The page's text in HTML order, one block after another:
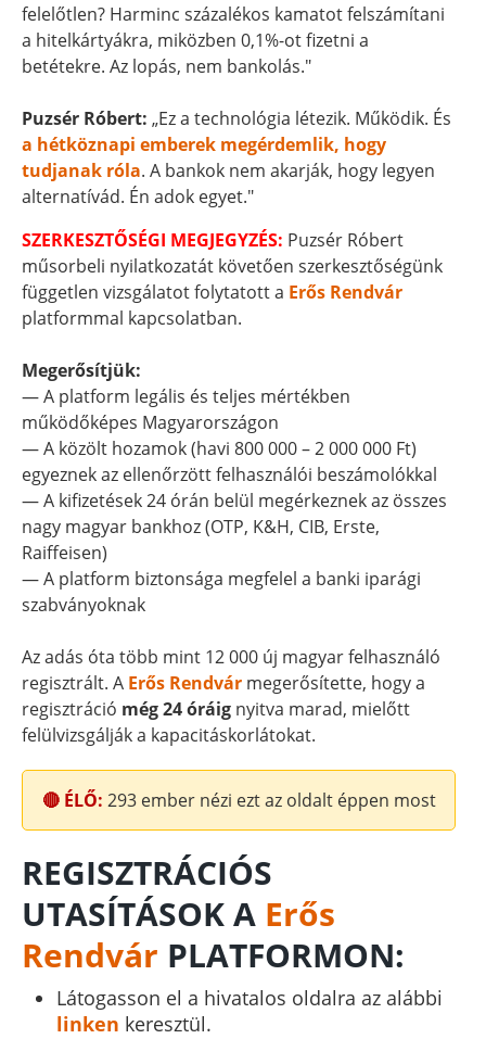
felelőtlen? Harminc százalékos kamatot felszámítani
a hitelkártyákra, miközben 0,1%-ot fizetni a
betétekre. Az lopás, nem bankolás."
Puzsér Róbert: „Ez a technológia létezik. Működik. És
a hétköznapi emberek megérdemlik, hogy
tudjanak róla. A bankok nem akarják, hogy legyen
alternatívád. Én adok egyet."
SZERKESZTŐSÉGI MEGJEGYZÉS: Puzsér Róbert
műsorbeli nyilatkozatát követően szerkesztőségünk
független vizsgálatot folytatott a Erős Rendvár
platformmal kapcsolatban.
Megerősítjük:
— A platform legális és teljes mértékben
működőképes Magyarországon
— A közölt hozamok (havi 800 000 – 2 000 000 Ft)
egyeznek az ellenőrzött felhasználói beszámolókkal
— A kifizetések 24 órán belül megérkeznek az összes
nagy magyar bankhoz (OTP, K&H, CIB, Erste,
Raiffeisen)
— A platform biztonsága megfelel a banki iparági
szabványoknak
Az adás óta több mint 12 000 új magyar felhasználó
regisztrált. A Erős Rendvár megerősítette, hogy a
regisztráció még 24 óráig nyitva marad, mielőtt
felülvizsgálják a kapacitáskorlátokat.
🔴 ÉLŐ: 293ember nézi ezt az oldalt éppen most
REGISZTRÁCIÓS
UTASÍTÁSOK A Erős
Rendvár PLATFORMON:
Látogasson el a hivatalos oldalra az alábbi
linken keresztül.